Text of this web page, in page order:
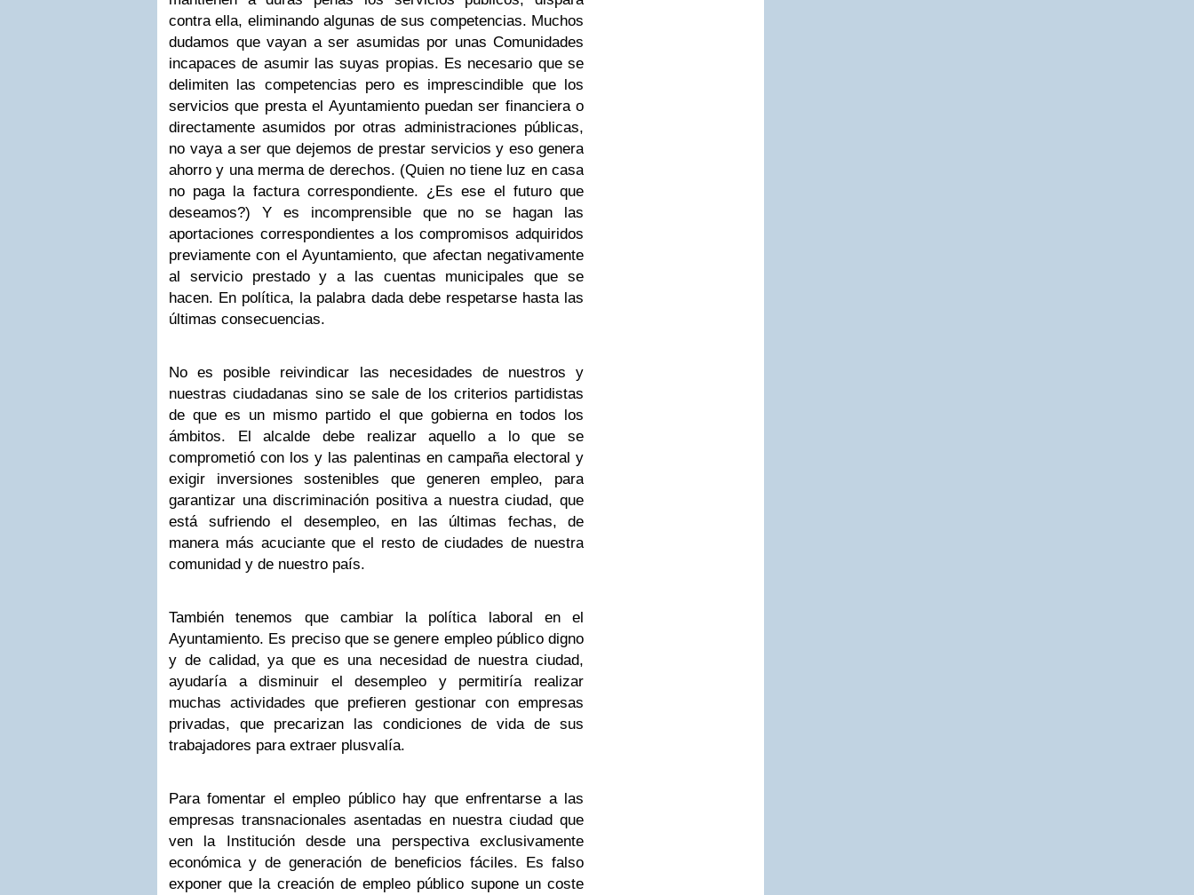
contra ella, eliminando algunas de sus competencias. Muchos
dudamos que vayan a ser asumidas por unas Comunidades
incapaces de asumir las suyas propias. Es necesario que se
delimiten las competencias pero es imprescindible que los
servicios que presta el Ayuntamiento puedan ser financiera o
directamente asumidos por otras administraciones públicas,
no vaya a ser que dejemos de prestar servicios y eso genera
ahorro y una merma de derechos. (Quien no tiene luz en casa
no paga la factura correspondiente. ¿Es ese el futuro que
deseamos?) Y es incomprensible que no se hagan las
aportaciones correspondientes a los compromisos adquiridos
previamente con el Ayuntamiento, que afectan negativamente
al servicio prestado y a las cuentas municipales que se
hacen. En política, la palabra dada debe respetarse hasta las
últimas consecuencias.
No es posible reivindicar las necesidades de nuestros y
nuestras ciudadanas sino se sale de los criterios partidistas
de que es un mismo partido el que gobierna en todos los
ámbitos. El alcalde debe realizar aquello a lo que se
comprometió con los y las palentinas en campaña electoral y
exigir inversiones sostenibles que generen empleo, para
garantizar una discriminación positiva a nuestra ciudad, que
está sufriendo el desempleo, en las últimas fechas, de
manera más acuciante que el resto de ciudades de nuestra
comunidad y de nuestro país.
También tenemos que cambiar la política laboral en el
Ayuntamiento. Es preciso que se genere empleo público digno
y de calidad, ya que es una necesidad de nuestra ciudad,
ayudaría a disminuir el desempleo y permitiría realizar
muchas actividades que prefieren gestionar con empresas
privadas, que precarizan las condiciones de vida de sus
trabajadores para extraer plusvalía.
Para fomentar el empleo público hay que enfrentarse a las
empresas transnacionales asentadas en nuestra ciudad que
ven la Institución desde una perspectiva exclusivamente
económica y de generación de beneficios fáciles. Es falso
exponer que la creación de empleo público supone un coste